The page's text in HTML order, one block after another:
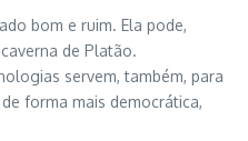
bom e ruim. Ela pode,
de Platão.
servem, também, para
forma mais democrática,